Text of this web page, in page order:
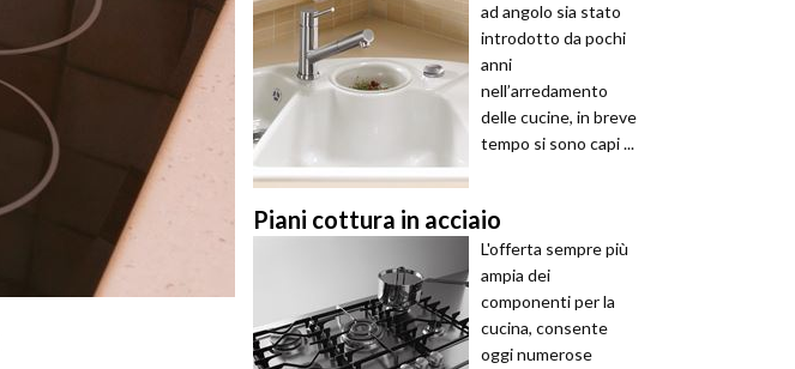
ad angolo sia stato
introdotto da pochi
anni
nell’arredamento
delle cucine, in breve
tempo si sono capi ...
Piani cottura in acciaio
L'offerta sempre più
ampia dei
componenti per la
cucina, consente
oggi numerose